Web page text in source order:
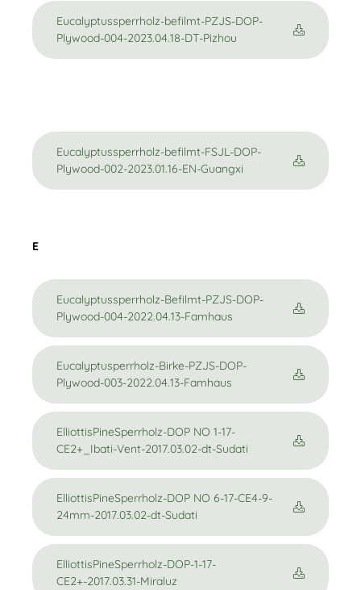
Eucalyptussperrholz-befilmt-PZJS-DOP-
Plywood-004-2023.04.18-DT-Pizhou
Eucalyptussperrholz-befilmt-FSJL-DOP-
Plywood-002-2023.01.16-EN-Guangxi
E
Eucalyptussperrholz-Befilmt-PZJS-DOP-
Plywood-004-2022.04.13-Famhaus
Eucalyptusperrholz-Birke-PZJS-DOP-
Plywood-003-2022.04.13-Famhaus
ElliottisPineSperrholz-DOP NO 1-17-
CE2+_Ibati-Vent-2017.03.02-dt-Sudati
ElliottisPineSperrholz-DOP NO 6-17-CE4-9-
24mm-2017.03.02-dt-Sudati
ElliottisPineSperrholz-DOP-1-17-
CE2+-2017.03.31-Miraluz